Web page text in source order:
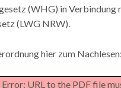
(WHG) in Verbindung
(LWG NRW).
hier zum Nachlesen:
URL to the PDF file